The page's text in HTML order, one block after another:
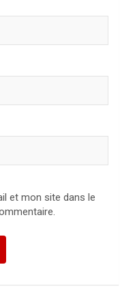
et mon site dans le